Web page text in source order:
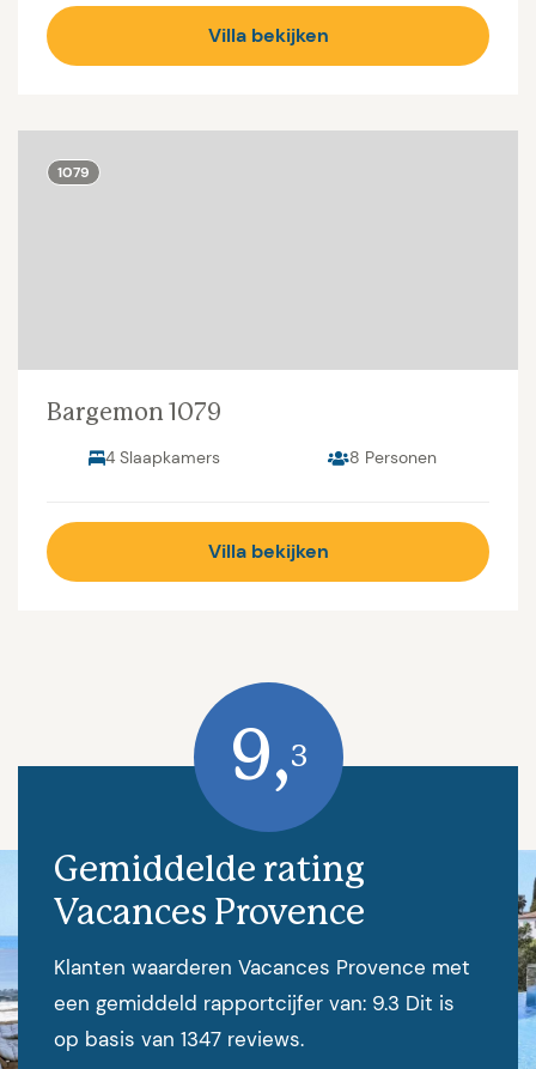
Villa bekijken
1079
Bargemon 1079
4 Slaapkamers 8 Personen
Villa bekijken
Gemiddelde rating
Vacances Provence
Klanten waarderen Vacances Provence met
een gemiddeld rapportcijfer van: 9.3 Dit is
op basis van 1347 reviews.
9,3